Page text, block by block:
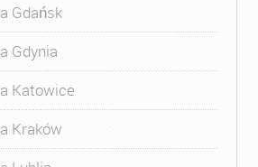
Gdańsk
Gdynia
Katowice
Kraków